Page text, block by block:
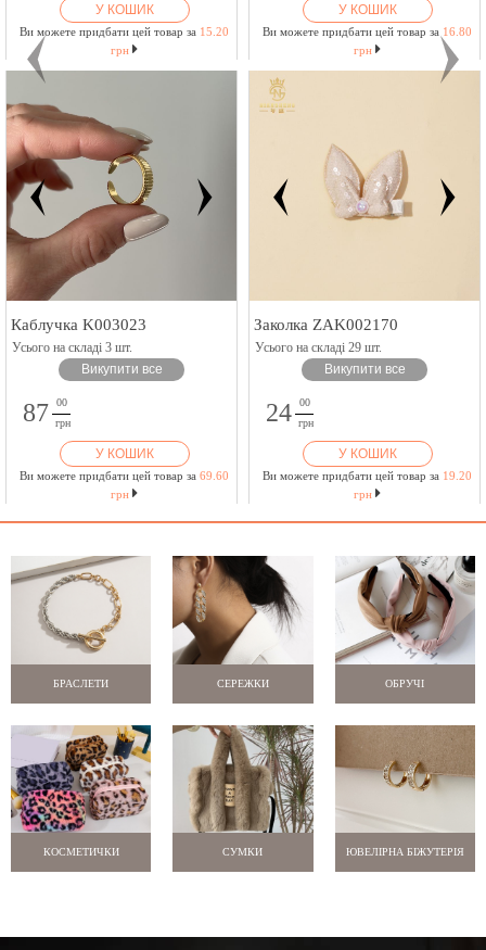
У КОШИК
Ви можете придбати цей товар за 15.20
грн
У КОШИК
Ви можете придбати цей товар за 16.80
грн
Каблучка K003023
Усього на складі 3 шт.
Викупити все
87
00
грн
У КОШИК
Ви можете придбати цей товар за 69.60
грн
Заколка ZAK002170
Усього на складі 29 шт.
Викупити все
24
00
грн
У КОШИК
Ви можете придбати цей товар за 19.20
грн
БРАСЛЕТИ СЕРЕЖКИ ОБРУЧІ
КОСМЕТИЧКИ СУМКИ ЮВЕЛІРНА БІЖУТЕРІЯ